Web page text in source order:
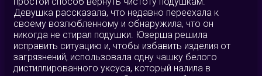
Девушка рассказала, что недавно переехала к
своему возлюбленному и обнаружила, что он
никогда не стирал подушки. Юзерша решила
исправить ситуацию и, чтобы избавить изделия от
загрязнений, использовала одну чашку белого
дистиллированного уксуса, который налила в